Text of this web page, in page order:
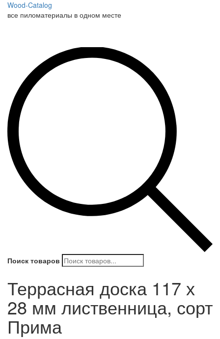
Wood-Catalog
все пиломатериалы в одном месте
Поиск товаров
Террасная доска 117 х
28 мм лиственница, сорт
Прима